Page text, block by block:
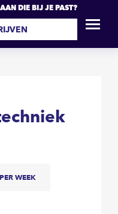
DIE BIJ JE PAST?
WEEK
SOLLICITEER